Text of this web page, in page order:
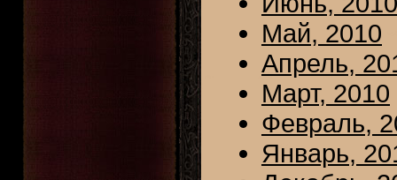
Май, 2010
Апрель,
Март, 2010
Февраль,
Январь,